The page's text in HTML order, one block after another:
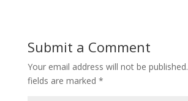
Submit a Comment
Your email address will not be published.
fields are marked *